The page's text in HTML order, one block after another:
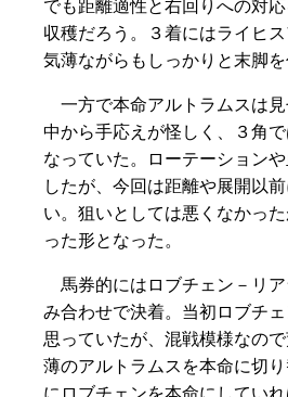
収穫だろう。３着にはライヒ
気薄ながらもしっかりと末脚を
一方で本命アルトラムスは
中から手応えが怪しく、３角
なっていた。ローテーション
したが、今回は距離や展開以
い。狙いとしては悪くなかっ
った形となった。
馬券的にはロブチェン－リ
み合わせで決着。当初ロブチ
思っていたが、混戦模様なの
薄のアルトラムスを本命に切
にロブチェンを本命にしてい